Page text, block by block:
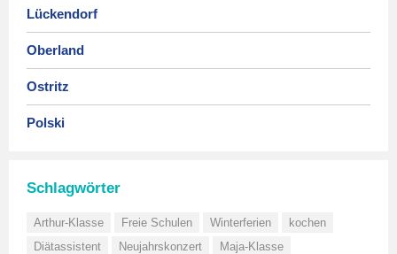
Lückendorf
Oberland
Ostritz
Polski
Schlagwörter
Arthur-Klasse Freie Schulen Winterferien
kochen
Diätassistent
Neujahrskonzert
Maja-Klasse